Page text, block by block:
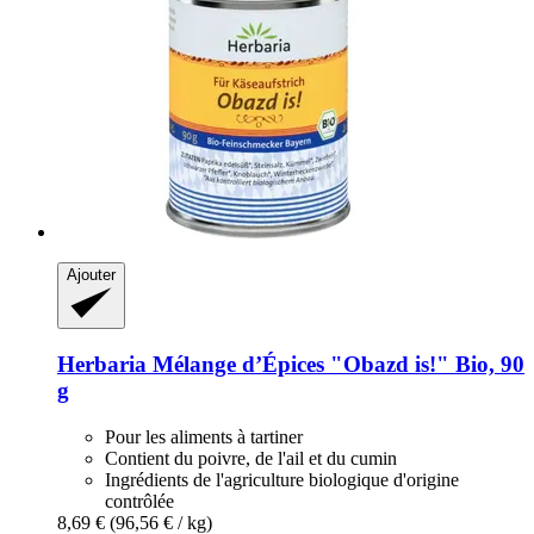
Ajouter
Herbaria Mélange d’Épices "Obazd is!" Bio, 90
g
Pour les aliments à tartiner
Contient du poivre, de l'ail et du cumin
Ingrédients de l'agriculture biologique d'origine
contrôlée
8,69 € (96,56 € / kg)